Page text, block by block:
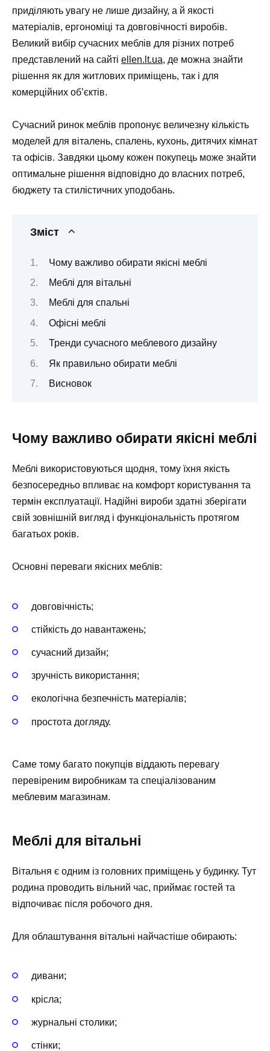
приділяють увагу не лише дизайну, а й якості
матеріалів, ергономіці та довговічності виробів.
Великий вибір сучасних меблів для різних потреб
представлений на сайті ellen.lt.ua, де можна знайти
рішення як для житлових приміщень, так і для
комерційних об’єктів.
Сучасний ринок меблів пропонує величезну кількість
моделей для віталень, спалень, кухонь, дитячих кімнат
та офісів. Завдяки цьому кожен покупець може знайти
оптимальне рішення відповідно до власних потреб,
бюджету та стилістичних уподобань.
Зміст
Чому важливо обирати якісні меблі
Меблі для вітальні
Меблі для спальні
Офісні меблі
Тренди сучасного меблевого дизайну
Як правильно обирати меблі
Висновок
Чому важливо обирати якісні меблі
Меблі використовуються щодня, тому їхня якість
безпосередньо впливає на комфорт користування та
термін експлуатації. Надійні вироби здатні зберігати
свій зовнішній вигляд і функціональність протягом
багатьох років.
Основні переваги якісних меблів:
довговічність;
стійкість до навантажень;
сучасний дизайн;
зручність використання;
екологічна безпечність матеріалів;
простота догляду.
Саме тому багато покупців віддають перевагу
перевіреним виробникам та спеціалізованим
меблевим магазинам.
Меблі для вітальні
Вітальня є одним із головних приміщень у будинку. Тут
родина проводить вільний час, приймає гостей та
відпочиває після робочого дня.
Для облаштування вітальні найчастіше обирають:
дивани;
крісла;
журнальні столики;
стінки;